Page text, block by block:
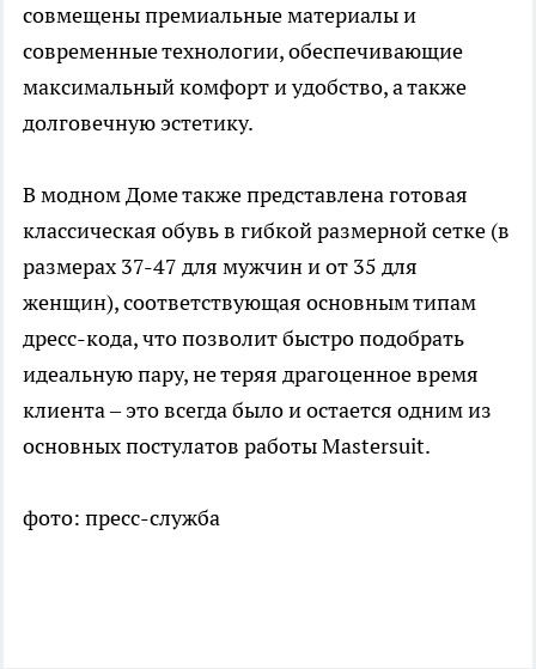
совмещены премиальные материалы и
современные технологии, обеспечивающие
максимальный комфорт и удобство, а также
долговечную эстетику.
В модном Доме также представлена готовая
классическая обувь в гибкой размерной сетке (в
размерах 37-47 для мужчин и от 35 для
женщин), соответствующая основным типам
дресс-кода, что позволит быстро подобрать
идеальную пару, не теряя драгоценное время
клиента – это всегда было и остается одним из
основных постулатов работы Mastersuit.
фото: пресс-служба